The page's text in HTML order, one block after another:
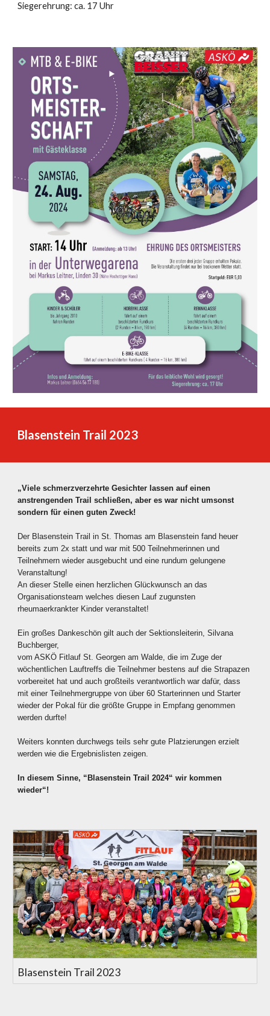
Siegerehrung: ca. 17 Uhr
Blasenstein Trail 2023
„Viele schmerzverzehrte Gesichter lassen auf einen
anstrengenden Trail schließen, aber es war nicht umsonst
sondern für einen guten Zweck!
Der Blasenstein Trail in St. Thomas am Blasenstein fand heuer
bereits zum 2x statt und war mit 500 Teilnehmerinnen und
Teilnehmern wieder ausgebucht und eine rundum gelungene
Veranstaltung!
An dieser Stelle einen herzlichen Glückwunsch an das
Organisationsteam welches diesen Lauf zugunsten
rheumaerkrankter Kinder veranstaltet!
Ein großes Dankeschön gilt auch der Sektionsleiterin, Silvana
Buchberger,
vom ASKÖ Fitlauf St. Georgen am Walde, die im Zuge der
wöchentlichen Lauftreffs die Teilnehmer bestens auf die Strapazen
vorbereitet hat und auch großteils verantwortlich war dafür, dass
mit einer Teilnehmergruppe von über 60 Starterinnen und Starter
wieder der Pokal für die größte Gruppe in Empfang genommen
werden durfte!
Weiters konnten durchwegs teils sehr gute Platzierungen erzielt
werden wie die Ergebnislisten zeigen.
In diesem Sinne, “Blasenstein Trail 2024“ wir kommen
wieder“!
Blasenstein Trail 2023